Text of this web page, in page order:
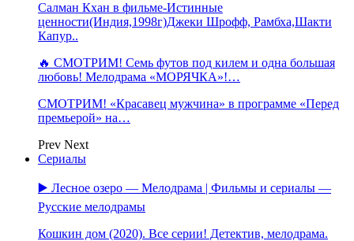
Салман Кхан в фильме-Истинные
ценности(Индия,1998г)Джеки Шрофф, Рамбха,Шакти
Капур..
🔥 СМОТРИМ! Семь футов под килем и одна большая
любовь! Мелодрама «МОРЯЧКА»!…
СМОТРИМ! «Красавец мужчина» в программе «Перед
премьерой» на…
Prev Next
Сериалы
▶️ Лесное озеро — Мелодрама | Фильмы и сериалы —
Русские мелодрамы
Кошкин дом (2020). Все серии! Детектив, мелодрама.